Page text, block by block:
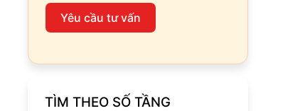
Yêu cầu tư vấn
TÌM THEO SỐ TẦNG